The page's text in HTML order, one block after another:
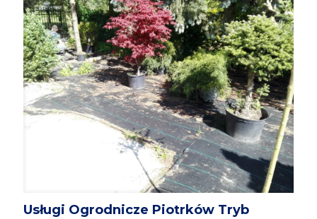
Usługi Ogrodnicze Piotrków Tryb